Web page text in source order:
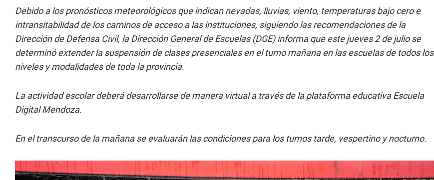
Debido a los pronósticos meteorológicos que indican nevadas, lluvias, viento, temperaturas bajo cero e
intransitabilidad de los caminos de acceso a las instituciones, siguiendo las recomendaciones de la
Dirección de Defensa Civil, la Dirección General de Escuelas (DGE) informa que este jueves 2 de julio se
determinó extender la suspensión de clases presenciales en el turno mañana en las escuelas de todos los
niveles y modalidades de toda la provincia.
La actividad escolar deberá desarrollarse de manera virtual a través de la plataforma educativa Escuela
Digital Mendoza.
En el transcurso de la mañana se evaluarán las condiciones para los turnos tarde, vespertino y nocturno.